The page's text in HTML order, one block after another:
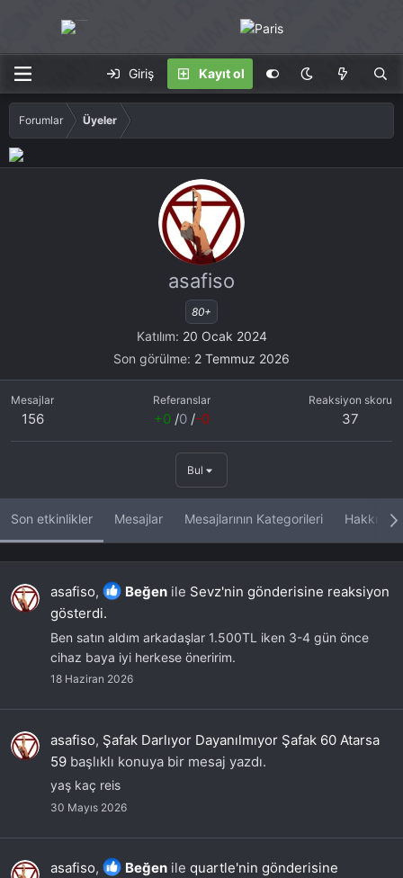
Giriş Kayıt ol
Forumlar Üyeler
asafiso
80+
Katılım 20 Ocak 2024
Son görülme 2 Temmuz 2026
Mesajlar
156
Referanslar
+0/0/-0
Reaksiyon skoru
37
Bul
Son etkinlikler Mesajlar Mesajlarının Kategorileri Hakkında
asafiso, Beğen ile Sevz'nin gönderisine reaksiyon
gösterdi.
Ben satın aldım arkadaşlar 1.500TL iken 3-4 gün önce
cihaz baya iyi herkese öneririm.
18 Haziran 2026
asafiso, Şafak Darlıyor Dayanılmıyor Şafak 60 Atarsa
59 başlıklı konuya bir mesaj yazdı.
yaş kaç reis
30 Mayıs 2026
asafiso, Beğen ile quartle'nin gönderisine